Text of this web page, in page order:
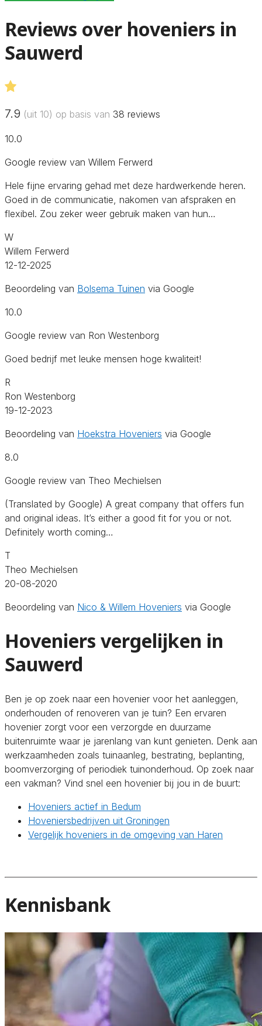
Reviews over hoveniers in
Sauwerd
7.9 (uit 10) op basis van 38 reviews
10.0
Google review van Willem Ferwerd
Hele fijne ervaring gehad met deze hardwerkende heren.
Goed in de communicatie, nakomen van afspraken en
flexibel. Zou zeker weer gebruik maken van hun…
W
Willem Ferwerd
12-12-2025
Beoordeling van Bolsema Tuinen via Google
10.0
Google review van Ron Westenborg
Goed bedrijf met leuke mensen hoge kwaliteit!
R
Ron Westenborg
19-12-2023
Beoordeling van Hoekstra Hoveniers via Google
8.0
Google review van Theo Mechielsen
(Translated by Google) A great company that offers fun
and original ideas. It’s either a good fit for you or not.
Definitely worth coming…
T
Theo Mechielsen
20-08-2020
Beoordeling van Nico & Willem Hoveniers via Google
Hoveniers vergelijken in
Sauwerd
Ben je op zoek naar een hovenier voor het aanleggen,
onderhouden of renoveren van je tuin? Een ervaren
hovenier zorgt voor een verzorgde en duurzame
buitenruimte waar je jarenlang van kunt genieten. Denk aan
werkzaamheden zoals tuinaanleg, bestrating, beplanting,
boomverzorging of periodiek tuinonderhoud. Op zoek naar
een vakman? Vind snel een hovenier bij jou in de buurt:
Hoveniers actief in Bedum
Hoveniersbedrijven uit Groningen
Vergelijk hoveniers in de omgeving van Haren
Kennisbank